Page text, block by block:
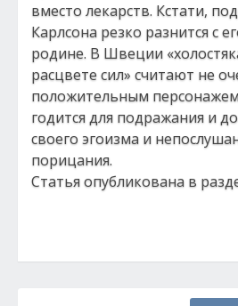
вместо лекарств. Кстати,
Карлсона резко разнится с
родине. В Швеции
расцвете сил» считают не
положительным
годится для подражания и
своего эгоизма и
порицания.
Статья опубликована в